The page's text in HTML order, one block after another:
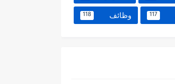
117 وظائف 118